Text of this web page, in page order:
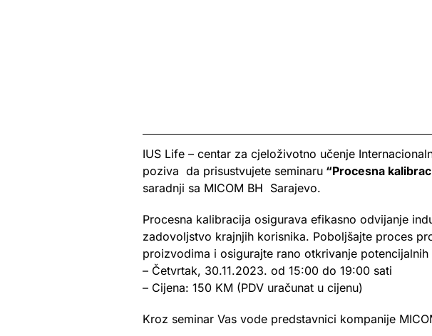
IUS Life – centar za cjeloživotno učenje
poziva da prisustvujete seminaru “Procesna
saradnji sa MICOM BH Sarajevo.
Procesna kalibracija osigurava efikasno odvijanje
zadovoljstvo krajnjih korisnika. Poboljšajte proces
proizvodima i osigurajte rano otkrivanje potencijalnih
– Četvrtak, 30.11.2023. od 15:00 do 19:00 sati
– Cijena: 150 KM (PDV uračunat u cijenu)
Kroz seminar Vas vode predstavnici kompanije